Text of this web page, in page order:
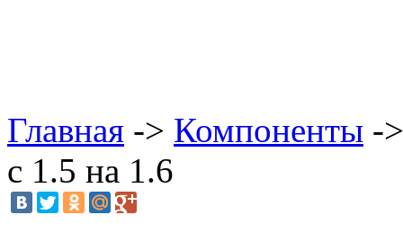
Главная -> Компоненты -
с 1.5 на 1.6